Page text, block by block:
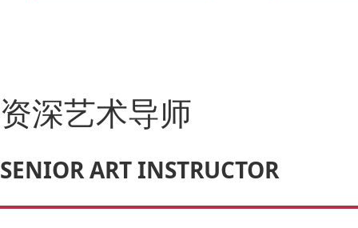
资深艺术导师
SENIOR ART INSTRUCTOR